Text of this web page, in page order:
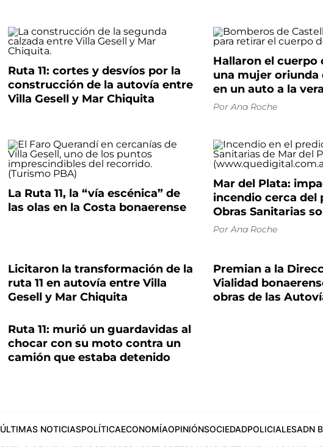
Ruta 11: cortes y desvíos por la
construcción de la autovía entre
Villa Gesell y Mar Chiquita
Hallaron el cuerpo
una mujer oriunda
en un auto a la
Por Ana Roche
La Ruta 11, la “vía escénica” de
las olas en la Costa bonaerense
Mar del Plata:
incendio cerca del
Obras Sanitarias
Por Ana Roche
Licitaron la transformación de la
ruta 11 en autovía entre Villa
Gesell y Mar Chiquita
Premian a la
Vialidad
obras de las
Ruta 11: murió un guardavidas al
chocar con su moto contra un
camión que estaba detenido
ÚLTIMAS NOTICIASPOLÍTICAECONOMÍAOPINIÓNSOCIEDADPOLICIALESADN